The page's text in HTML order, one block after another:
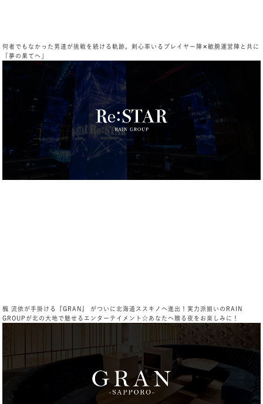
何者でもなかった男達が挑戦を続ける軌跡。剣心率いるプレイヤー陣✕敏腕運営陣と共に
「夢の果てへ」
楓 流依が手掛ける『GRAN』 がついに北海道ススキノへ進出！実力派揃いのRAIN
GROUPが北の大地で魅せるエンターテイメント☆あなたへ贈る夜をお楽しみに！